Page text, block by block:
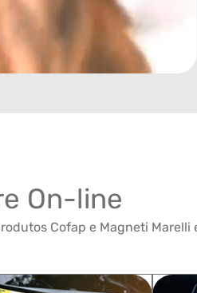
On-line
Cofap e Magneti Marelli